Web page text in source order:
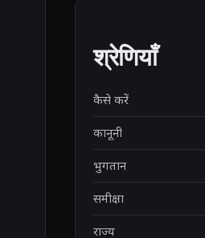
श्रेणियाँ
कैसे करें
कानूनी
भुगतान
समीक्षा
राज्य